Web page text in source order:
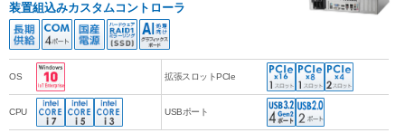
装置組込みカスタムコントローラ
OS 拡張スロットPCIe
CPU USBポート